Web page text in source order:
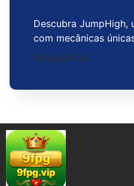
Descubra JumpHigh,
com mecânicas
2026-01-06